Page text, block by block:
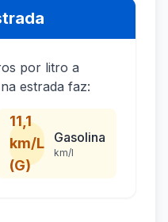
por litro a
estrada faz:
11,1
km/L
(G)
Gasolina
km/l